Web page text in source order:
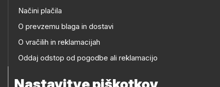
Načini plačila
O prevzemu blaga in dostavi
O vračilih in reklamacijah
Oddaj odstop od pogodbe ali reklamacijo